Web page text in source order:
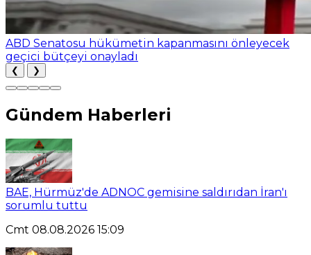
ABD Senatosu hükümetin kapanmasını önleyecek
geçici bütçeyi onayladı
❮ ❯
Gündem Haberleri
BAE, Hürmüz'de ADNOC gemisine saldırıdan İran'ı
sorumlu tuttu
Cmt 08.08.2026 15:09